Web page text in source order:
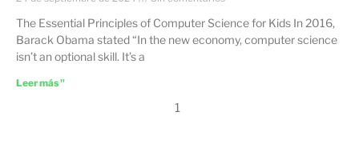
The Essential Principles of Computer Science for Kids In 2016,
Barack Obama stated “In the new economy, computer science
isn’t an optional skill. It’s a
Leer más "
1